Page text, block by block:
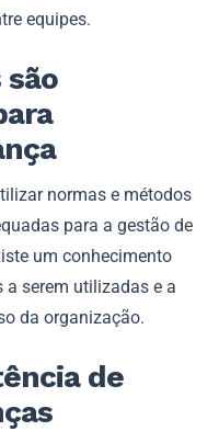
equipes.
normas e métodos
para a gestão de
um conhecimento
a serem utilizadas e a
da organização.
de